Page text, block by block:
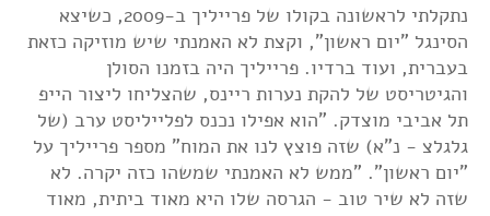
נתקלתי לראשונה בקולו של פרייליך ב-2009, כשיצא
הסינגל "יום ראשון", וקצת לא האמנתי שיש מוזיקה כזאת
בעברית, ועוד ברדיו. פרייליך היה בזמנו הסולן
והגיטריסט של להקת נערות ריינס, שהצליחו ליצור הייפ
תל אביבי מוצדק. "הוא אפילו נכנס לפלייליסט ערב (של
גלגלצ - נ"א) שזה פוצץ לנו את המוח" מספר פרייליך על
"יום ראשון". "ממש לא האמנתי שמשהו כזה יקרה. לא
שזה לא שיר טוב - הגרסה שלו היא מאוד ביתית, מאוד